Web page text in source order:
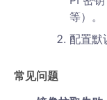
等）。
配置默
常见问题